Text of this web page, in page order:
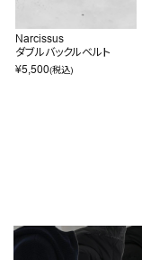
Narcissus
ダブルバックルベルト
¥5,500(税込)